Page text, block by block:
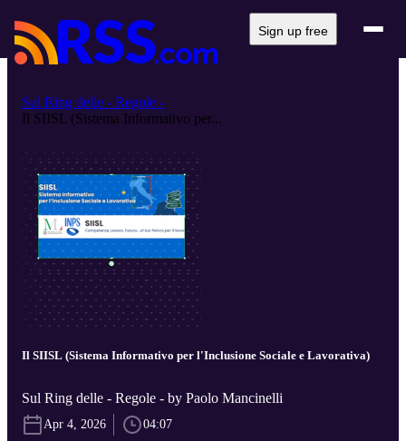
Sign up free
Sul Ring delle - Regole -
Il SIISL (Sistema Informativo per...
Il SIISL (Sistema Informativo per l'Inclusione Sociale e Lavorativa)
Sul Ring delle - Regole - by Paolo Mancinelli
Apr 4, 2026 04:07